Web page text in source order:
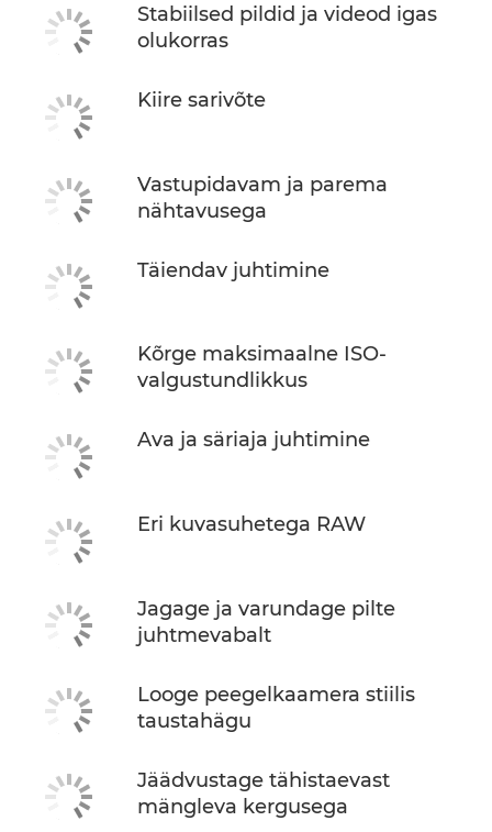
Stabiilsed pildid ja videod igas
olukorras
Kiire sarivõte
Vastupidavam ja parema
nähtavusega
Täiendav juhtimine
Kõrge maksimaalne ISO-
valgustundlikkus
Ava ja säriaja juhtimine
Eri kuvasuhetega RAW
Jagage ja varundage pilte
juhtmevabalt
Looge peegelkaamera stiilis
taustahägu
Jäädvustage tähistaevast
mängleva kergusega